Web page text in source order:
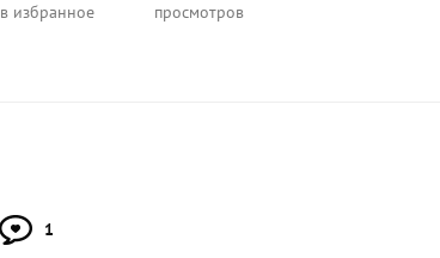
в избранное
просмотров
1